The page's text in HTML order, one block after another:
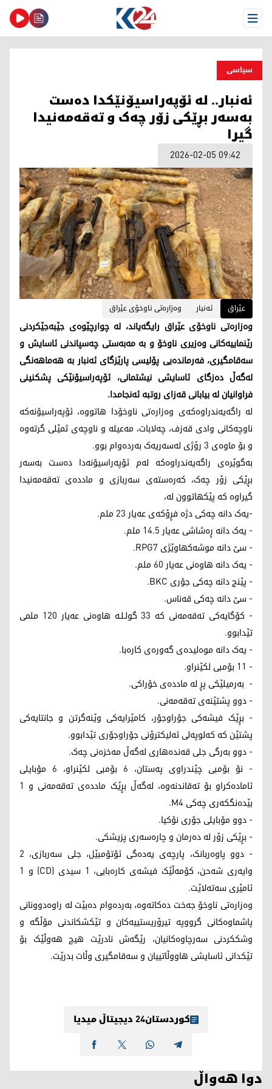
Open Menu
سیاسی
ئەنبار.. لە ئۆپەراسیۆنێکدا دەست
بەسەر بڕێکی زۆر چەک و تەقەمەنیدا
گیرا
2026-02-05 09:42
عێراق ئەنبار وەزارەتی ناوخۆی عێراق
وەزارەتی ناوخۆی عێراق رایگەیاند، لە چوارچێوەی جێبەجێکردنی
رێنماییەکانی وەزیری ناوخۆ و بە مەبەستی چەسپاندنی ئاسایش و
سەقامگیری، فەرماندەیی پۆلیسی پارێزگای ئەنبار بە هەماهەنگی
لەگەڵ دەزگای ئاسایشی نیشتمانی، ئۆپەراسیۆنێکی پشکنینی
فراوانیان لە بیابانی قەزای روتبە ئەنجامدا.
لە راگەیەندراوەکەی وەزارەتی ناوخۆدا هاتووە، ئۆپەراسیۆنەکە
ناوچەکانی وادی قەزف، چەلابات، مەعیلە و ناوچەی ثمێلی گرتەوە
و بۆ ماوەی 3 رۆژی لەسەریەک بەردەوام بوو.
بەگوێرەی راگەیەندراوەکە لەم ئۆپەراسیۆنەدا دەست بەسەر
بڕێکی زۆر چەک، کەرەستەی سەربازی و ماددەی تەقەمەنیدا
گیراوە کە پێکهاتوون لە،
-یەک دانە چەکی دژە فڕۆکەی عەیار 23 ملم.
- یەک دانە ڕەشاشی عەیار 14.5 ملم.
- سێ دانە موشەکهاوێژی RPG7.
- یەک دانە هاوەنی عەیار 60 ملم.
- پێنج دانە چەکی جۆری BKC.
- سێ دانە چەکی قەناس.
- کۆگایەکی تەقەمەنی کە 33 گولـلـە هاوەنی عەیار 120 ملمی
تێدابوو.
- یەک دانە موەلیدەی گەورەی کارەبا.
- 11 بۆمبی لکێنراو.
- بەرمیلێکی پڕ لە ماددەی خۆراکی.
- دوو پشتێنەی تەقەمەنی.
- بڕێک فیشەکی جۆراوجۆر، کامێرایەکی وێنەگرتن و جانتایەکی
پشتێن کە کەلوپەلی ئەلیکترۆنی جۆراوجۆری تێدابوو.
- دوو بەرگی جلی قەندەهاری لەگەڵ مەخزەنی چەک.
- نۆ بۆمبی چێندراوی پەستان، 6 بۆمبی لکێنراو، 6 مۆبایلی
ئامادەکراو بۆ تەقاندنەوە، لەگەڵ بڕێک ماددەی تەقەمەنی و 1
بێدەنگکەری چەکی M4.
- دوو مۆبایلی جۆری نۆکیا.
- بڕێکی زۆر لە دەرمان و چارەسەری پزیشکی.
- دوو پاوەربانک، پارچەی یەدەگی ئۆتۆمبێل، جلی سەربازی، 2
وایەری شەحن، کۆمەڵێک فیشەی کارەبایی، 1 سیدی (CD) و 1
ئامێری سەتەلاێت.
وەزارەتی ناوخۆ جەخت دەکاتەوە، بەردەوام دەبێت لە راوەدوونانی
پاشماوەکانی گرووپە تیرۆریستییەکان و تێکشکاندنی مۆڵگە و
وشککردنی سەرچاوەکانیان، رێگەش نادرێت هیچ هەوڵێک بۆ
تێکدانی ئاسایشی هاووڵاتییان و سەقامگیری وڵات بدرێت.
کوردستان24 دیجیتاڵ میدیا
دوا هەواڵ